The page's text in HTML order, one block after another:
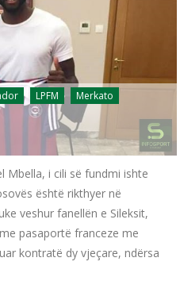
LPFM
Merkato
Mbella, i cili së fundmi ishte
është rikthyer në
veshur fanellën e Sileksit,
pasaportë franceze me
kontratë dy vjeçare, ndërsa